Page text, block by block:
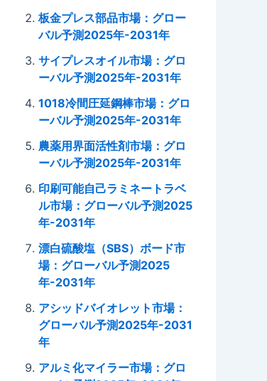
板金プレス部品市場：グロー
バル予測2025年-2031年
サイプレスオイル市場：グロ
ーバル予測2025年-2031年
1018冷間圧延鋼棒市場：グロ
ーバル予測2025年-2031年
農薬用界面活性剤市場：グロ
ーバル予測2025年-2031年
印刷可能自己ラミネートラベ
ル市場：グローバル予測2025
年-2031年
漂白硫酸塩（SBS）ボード市
場：グローバル予測2025
年-2031年
アシッドバイオレット市場：
グローバル予測2025年-2031
年
アルミ化マイラー市場：グロ